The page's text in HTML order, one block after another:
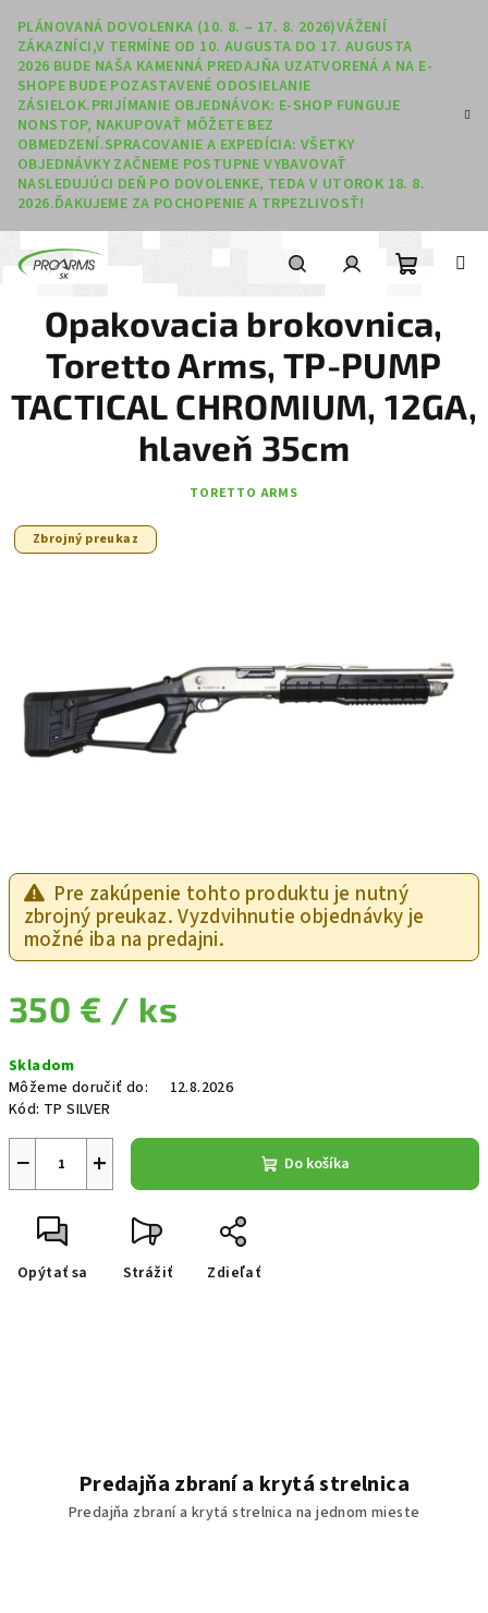
PLÁNOVANÁ DOVOLENKA (10. 8. – 17. 8. 2026)VÁŽENÍ
ZÁKAZNÍCI,V TERMÍNE OD 10. AUGUSTA DO 17. AUGUSTA
2026 BUDE NAŠA KAMENNÁ PREDAJŇA UZATVORENÁ A NA E-
SHOPE BUDE POZASTAVENÉ ODOSIELANIE
ZÁSIELOK.PRIJÍMANIE OBJEDNÁVOK: E-SHOP FUNGUJE
NONSTOP, NAKUPOVAŤ MÔŽETE BEZ
OBMEDZENÍ.SPRACOVANIE A EXPEDÍCIA: VŠETKY
OBJEDNÁVKY ZAČNEME POSTUPNE VYBAVOVAŤ
NASLEDUJÚCI DEŇ PO DOVOLENKE, TEDA V UTOROK 18. 8.
2026.ĎAKUJEME ZA POCHOPENIE A TRPEZLIVOSŤ!
Hľadať
Pre zakúpenie tohto produktu je nutný
zbrojný preukaz. Vyzdvihnutie objednávky je
možné iba na predajni.
350 € / ks
Skladom
Môžeme doručiť do:
12.8.2026
Kód: TP SILVER
+
− Do košíka
Opýtať sa Strážiť Zdieľať
Opakovacia brokovnica,
Toretto Arms, TP-PUMP
TACTICAL CHROMIUM, 12GA,
hlaveň 35cm
TORETTO ARMS
Zbrojný preukaz
Predajňa zbraní a krytá strelnica
Predajňa zbraní a krytá strelnica na jednom mieste